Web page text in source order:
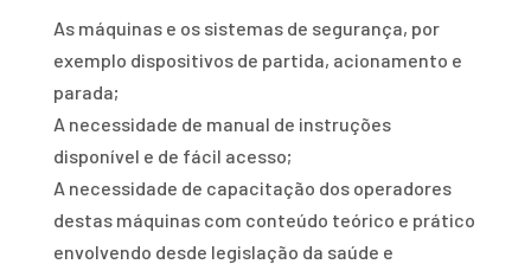
As máquinas e os sistemas de segurança, por
exemplo dispositivos de partida, acionamento e
parada;
A necessidade de manual de instruções
disponível e de fácil acesso;
A necessidade de capacitação dos operadores
destas máquinas com conteúdo teórico e prático
envolvendo desde legislação da saúde e